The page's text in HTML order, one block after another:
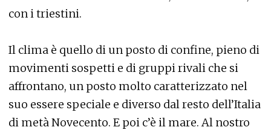
con i triestini.
Il clima è quello di un posto di confine, pieno di
movimenti sospetti e di gruppi rivali che si
affrontano, un posto molto caratterizzato nel
suo essere speciale e diverso dal resto dell’Italia
di metà Novecento. E poi c’è il mare. Al nostro